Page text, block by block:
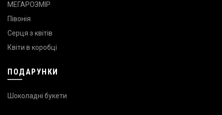
МЕГАРОЗМІР
Півонія
Серця з квітів
Квіти в коробці
ПОДАРУНКИ
Шоколадні букети